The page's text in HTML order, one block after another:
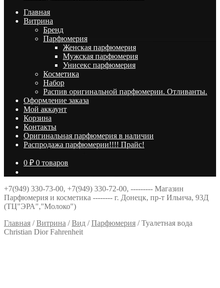
Главная
Витрина
Брeнд
Парфюмерия
Женская парфюмерия
Мужская парфюмерия
Унисекс парфюмерия
Косметика
Набор
Распив оригинальной парфюмерии. Отливанты.
Оформление заказа
Мой аккаунт
Корзина
Контакты
Оригинальная парфюмерия в наличии
Распродажа парфюмерии!!!! Прайс!
0 ₽ 0 товаров
+7(949) 330-73-00, +7(949) 330-72-00, --------- Магазин
Парфюмерия и косметика -------- г. Донецк, пр-т Ильича, 93Д
(ТЦ"ЭРА","Молоко")
Главная /Витрина /Вид /Парфюмерия /Туалетная вода
Christian Dior Fahrenheit